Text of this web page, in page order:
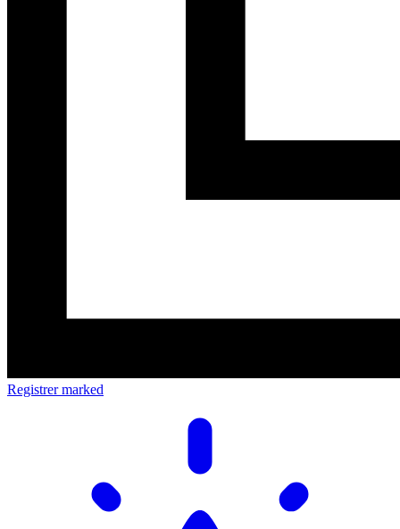
Registrer marked